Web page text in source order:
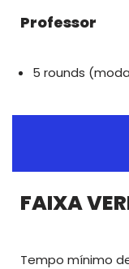
Professor
5 rounds
FAIXA
Tempo mínimo